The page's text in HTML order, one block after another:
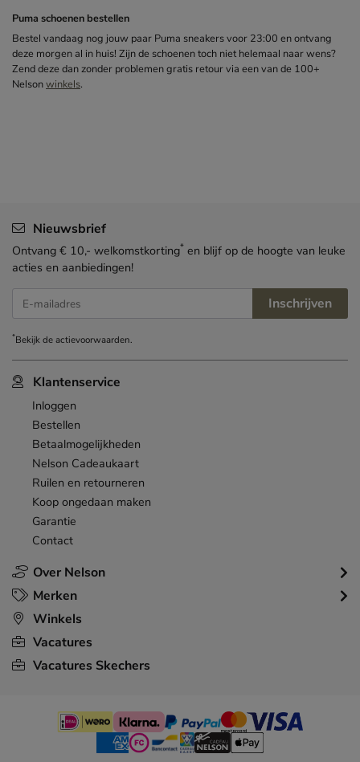
Puma schoenen bestellen
Bestel vandaag nog jouw paar Puma sneakers voor 23:00 en ontvang
deze morgen al in huis! Zijn de schoenen toch niet helemaal naar wens?
Zend deze dan zonder problemen gratis retour via een van de 100+
Nelsonwinkels.
Over Nelson
Klantenservice
Inloggen
Bestellen
Betaalmogelijkheden
Nelson Cadeaukaart
Ruilen en retourneren
Koop ongedaan maken
Garantie
Contact
Merken
Winkels
Vacatures
Vacatures Skechers
Nieuwsbrief
Ontvang € 10,- welkomstkorting* en blijf op de hoogte van leuke
acties en aanbiedingen!
E-mailadres Inschrijven
*Bekijk deactievoorwaarden.